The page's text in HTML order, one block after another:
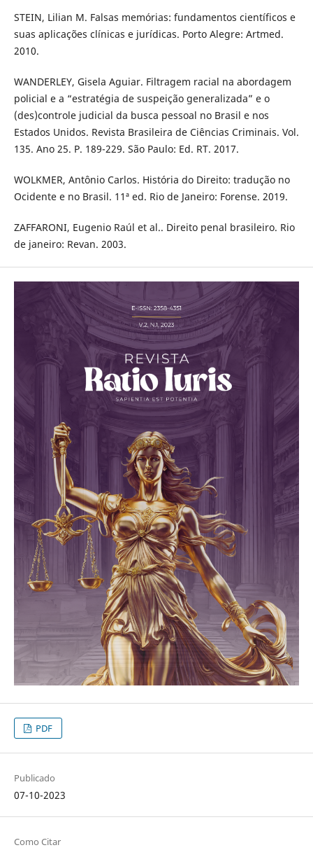
STEIN, Lilian M. Falsas memórias: fundamentos científicos e
suas aplicações clínicas e jurídicas. Porto Alegre: Artmed.
2010.
WANDERLEY, Gisela Aguiar. Filtragem racial na abordagem
policial e a “estratégia de suspeição generalizada” e o
(des)controle judicial da busca pessoal no Brasil e nos
Estados Unidos. Revista Brasileira de Ciências Criminais. Vol.
135. Ano 25. P. 189-229. São Paulo: Ed. RT. 2017.
WOLKMER, Antônio Carlos. História do Direito: tradução no
Ocidente e no Brasil. 11ª ed. Rio de Janeiro: Forense. 2019.
ZAFFARONI, Eugenio Raúl et al.. Direito penal brasileiro. Rio
de janeiro: Revan. 2003.
PDF
Publicado
07-10-2023
Como Citar